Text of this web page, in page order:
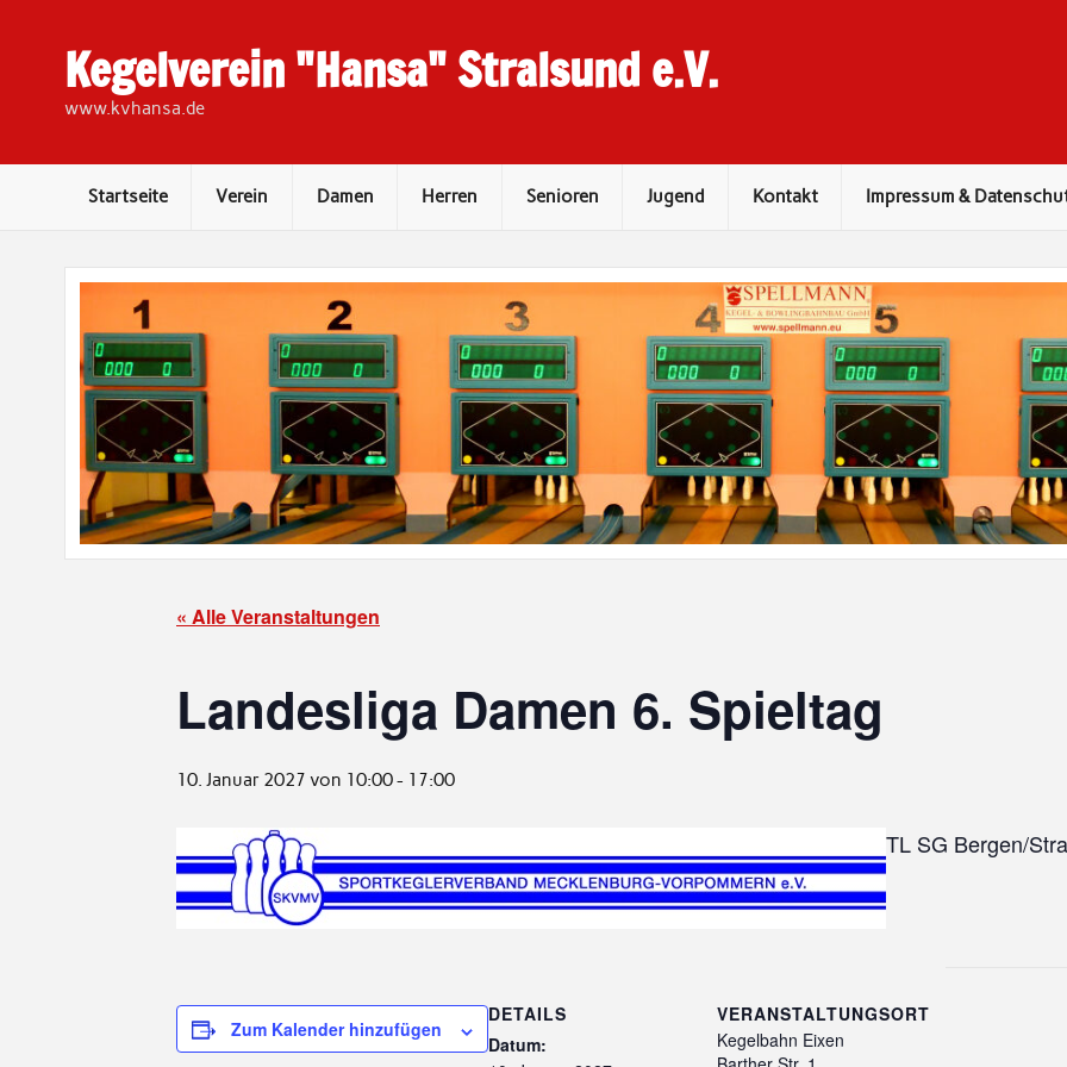
Kegelverein "Hansa" Stralsund e.V.
www.kvhansa.de
Startseite Verein Damen Herren Senioren Jugend Kontakt Impressum &
« Alle Veranstaltungen
Landesliga Damen 6. Spieltag
10. Januar 2027 von 10:00- 17:00
TL SG Bergen/
Zum Kalender hinzufügen
DETAILS
Datum:
VERANSTALTUNGSORT
Kegelbahn Eixen